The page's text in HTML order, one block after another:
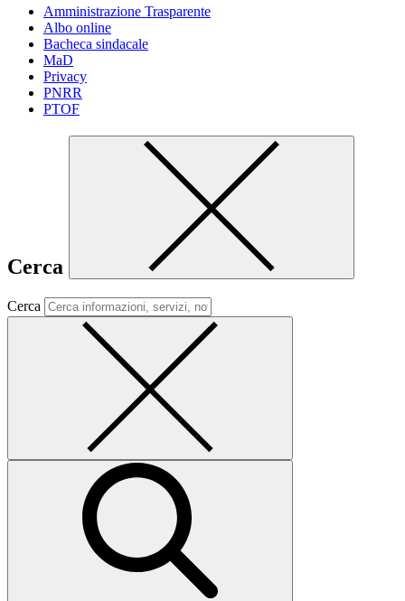
Amministrazione Trasparente
Albo online
Bacheca sindacale
MaD
Privacy
PNRR
PTOF
Cerca
Cerca